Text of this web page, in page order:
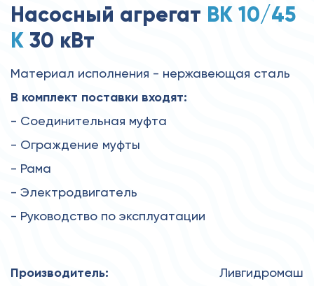
Насосный агрегат ВК 10/45
К 30 кВт
Материал исполнения - нержавеющая сталь
В комплект поставки входят:
- Соединительная муфта
- Ограждение муфты
- Рама
- Электродвигатель
- Руководство по эксплуатации
Производитель: Ливгидромаш